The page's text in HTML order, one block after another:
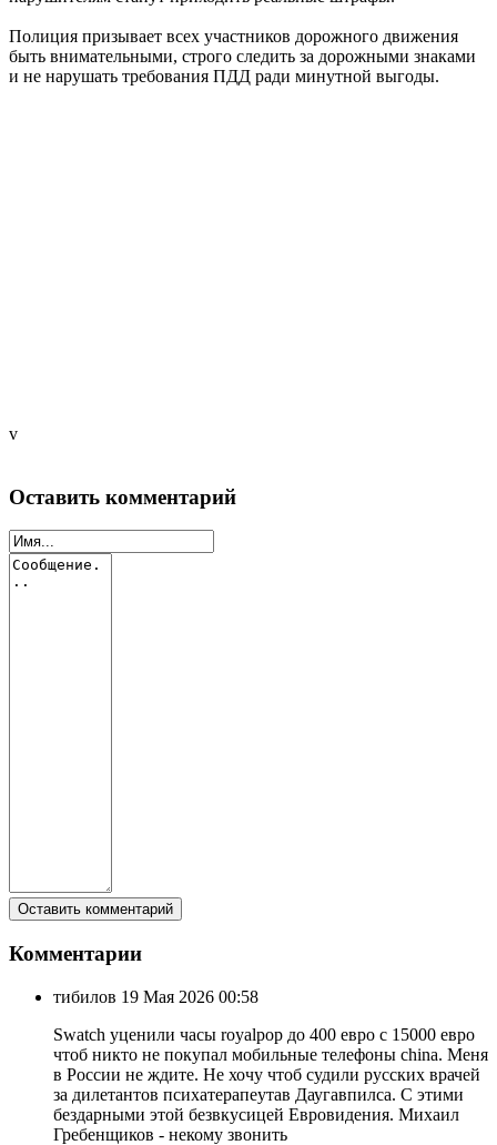
Полиция призывает всех участников дорожного движения
быть внимательными, строго следить за дорожными знаками
и не нарушать требования ПДД ради минутной выгоды.
v
Оставить комментарий
Комментарии
тибилов 19 Мая 2026 00:58
Swatch уценили часы royalpop до 400 евро с 15000 евро
чтоб никто не покупал мобильные телефоны china. Меня
в России не ждите. Не хочу чтоб судили русских врачей
за дилетантов психатерапеутав Даугавпилса. С этими
бездарными этой безвкусицей Евровидения. Михаил
Гребенщиков - некому звонить